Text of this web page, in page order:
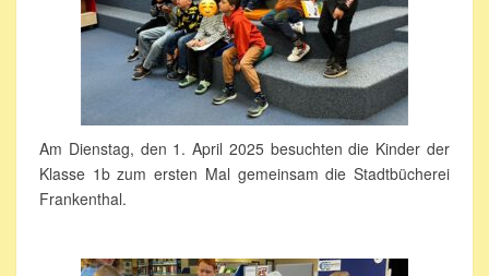
Am Dienstag, den 1. April 2025 besuchten die Kinder der
Klasse 1b zum ersten Mal gemeinsam die Stadtbücherei
Frankenthal.